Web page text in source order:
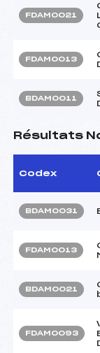
FDAM0021
FDAM0013
BDAM0011
Résultats
Codex
BDAM0031
FDAM0013
BDAM0021
FDAM0093